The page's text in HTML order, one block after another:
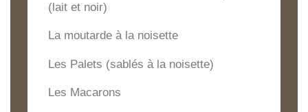
(lait et noir)
La moutarde à la noisette
Les Palets (sablés à la noisette)
Les Macarons